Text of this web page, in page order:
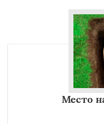
Место